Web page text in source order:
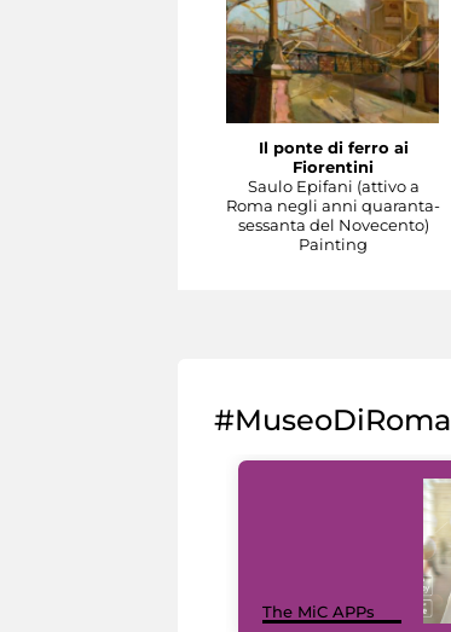
Il ponte di ferro ai
Fiorentini
Saulo Epifani (attivo a
Roma negli anni quaranta-
sessanta del Novecento)
Painting
#MuseoDiRoma
The MiC APPs